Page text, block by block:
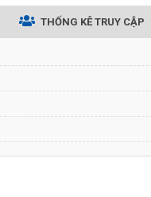
THỐNG KÊ TRUY CẬP